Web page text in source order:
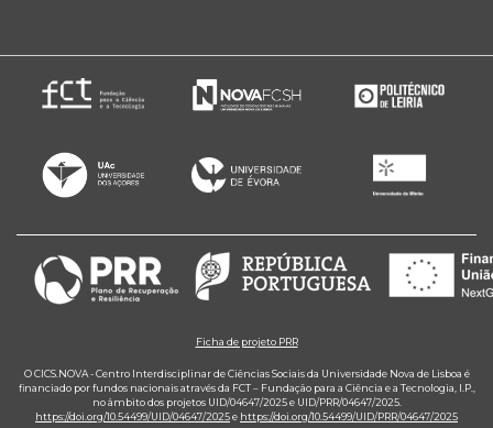
Ficha de projeto PRR
O CICS.NOVA - Centro Interdisciplinar de Ciências Sociais da Universidade Nova de Lisboa é
financiado por fundos nacionais através da FCT – Fundação para a Ciência e a Tecnologia, I.P.,
no âmbito dos projetos UID/04647/2025 e UID/PRR/04647/2025.
https://doi.org/10.54499/UID/04647/2025e https://doi.org/10.54499/UID/PRR/04647/2025